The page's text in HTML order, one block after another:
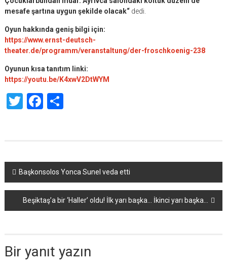
mesafe şartına uygun şekilde olacak“ dedi.
Oyun hakkında geniş bilgi için:
https://www.ernst-deutsch-
theater.de/programm/veranstaltung/der-froschkoenig-238
Oyunun kısa tanıtım linki:
https://youtu.be/K4xwV2DtWYM
TwitterFacebook
Yazı
dolaşımı
Başkonsolos Yonca Sunel veda etti
Beşiktaş’a bir ‘Haller’ oldu! İlk yarı başka… İkinci yarı başka…
Bir yanıt yazın